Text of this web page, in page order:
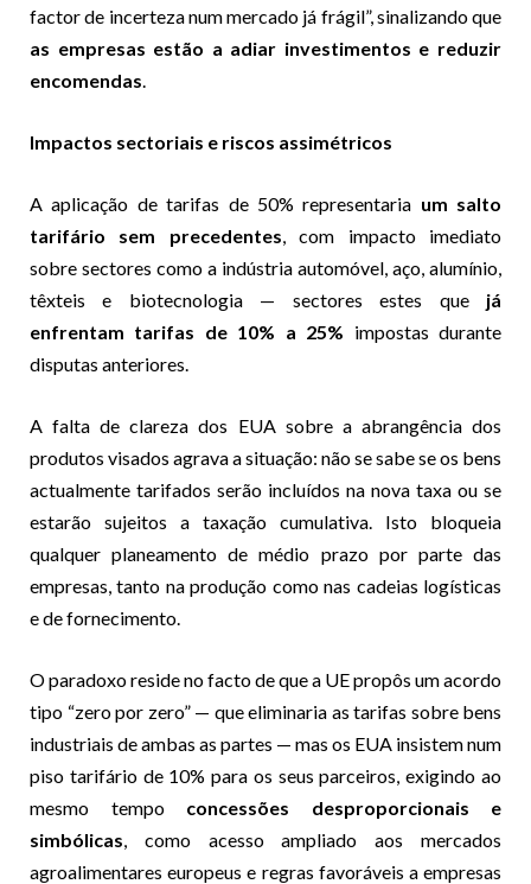
factor de incerteza num mercado já frágil”, sinalizando que
as empresas estão a adiar investimentos e reduzir
encomendas.
Impactos sectoriais e riscos assimétricos
A aplicação de tarifas de 50% representaria um salto
tarifário sem precedentes, com impacto imediato
sobre sectores como a indústria automóvel, aço, alumínio,
têxteis e biotecnologia — sectores estes que já
enfrentam tarifas de 10% a 25% impostas durante
disputas anteriores.
A falta de clareza dos EUA sobre a abrangência dos
produtos visados agrava a situação: não se sabe se os bens
actualmente tarifados serão incluídos na nova taxa ou se
estarão sujeitos a taxação cumulativa. Isto bloqueia
qualquer planeamento de médio prazo por parte das
empresas, tanto na produção como nas cadeias logísticas
e de fornecimento.
O paradoxo reside no facto de que a UE propôs um acordo
tipo “zero por zero” — que eliminaria as tarifas sobre bens
industriais de ambas as partes — mas os EUA insistem num
piso tarifário de 10% para os seus parceiros, exigindo ao
mesmo tempo concessões desproporcionais e
simbólicas, como acesso ampliado aos mercados
agroalimentares europeus e regras favoráveis a empresas